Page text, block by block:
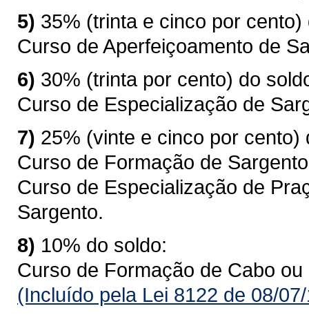
5) 35% (trinta e cinco por cento)
Curso de Aperfeiçoamento de
6) 30% (trinta por cento) do
Curso de Especialização de
7) 25% (vinte e cinco por cento)
Curso de Formação de
Curso de Especialização de
Sargento.
8) 10% do soldo:
Curso de Formação de Cabo ou
(Incluído pela Lei 8122 de 08/